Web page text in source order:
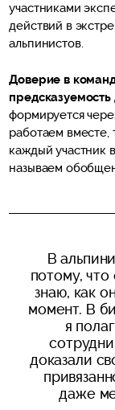
участниками
действий в
альпинистов.
Доверие в
формируется
работаем вместе,
каждый участник
называем
В
потому,
знаю, как
момент. В
я
доказали
даже